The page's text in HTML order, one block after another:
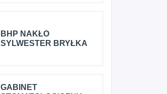
BHP NAKŁO
SYLWESTER BRYŁKA
GABINET